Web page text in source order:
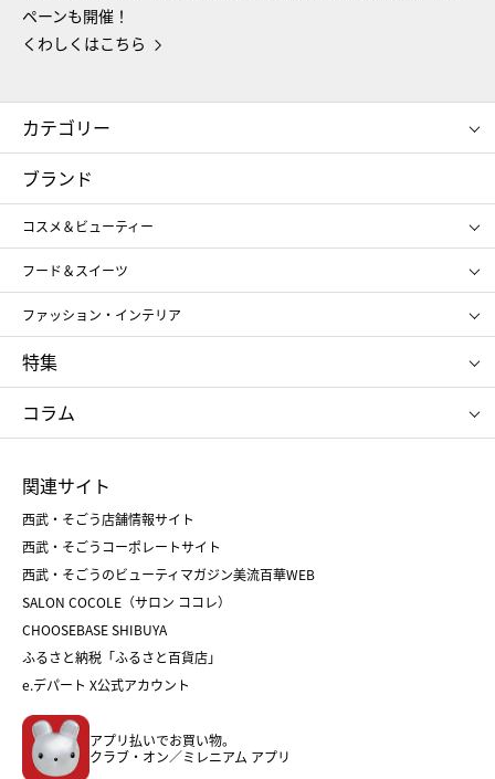
ペーンも開催！
くわしくはこちら
カテゴリー
コスメ＆ビューティー
ギフト
レディース
メンズ
スポーツ・アウトドア
お中元
お歳暮
ブランド
コスメ＆ビューティー
SHISEIDO
ポール&ジョー ボーテ
ジルスチュアート
NARS
RMK
クリニーク
SK-Ⅱ
フード＆スイーツ
アンリ・シャルパンティエ
ゴディバ
新宿高野
たねや
ねんりん家
ファッション・インテリア
ポロ ラルフ ローレン
タケオ キクチ
ママ＆キッズ
シュタイフ
特集
お中元
ひな人形
五月人形
父の日
クリスマスケーキ
ホワイトデー
コラム
菓子折り
和菓子
人気のギフト
バレンタイン
ホワイトデー
おせち
フード
ホーム・キッチン＆アート
関連サイト
西武・そごう店舗情報サイト
西武・そごうコーポレートサイト
西武・そごうのビューティマガジン美流百華WEB
SALON COCOLE（サロン ココレ）
CHOOSEBASE SHIBUYA
ふるさと納税「ふるさと百貨店」
e.デパート X公式アカウント
アプリ払いでお買い物。
クラブ・オン／ミレニアム アプリ